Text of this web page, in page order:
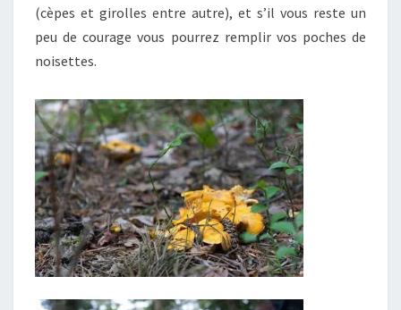
(cèpes et girolles entre autre), et s’il vous reste un
peu de courage vous pourrez remplir vos poches de
noisettes.